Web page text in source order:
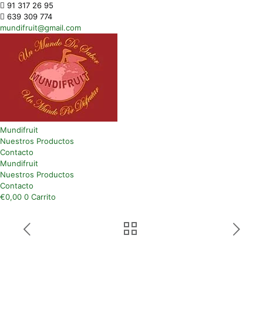
91 317 26 95
639 309 774
mundifruit@gmail.com
Mundifruit
Nuestros Productos
Contacto
Mundifruit
Nuestros Productos
Contacto
€0,00 0 Carrito